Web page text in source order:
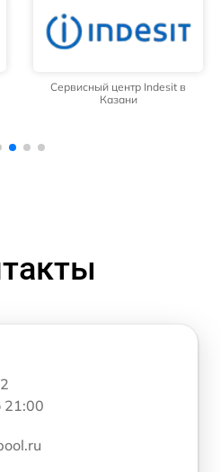
Сервисный центр Indesit в
Казани
21:00